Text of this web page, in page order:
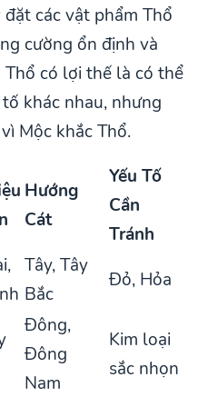
các vật phẩm Thổ
cường ổn định và
có lợi thế là có thể
khác nhau, nhưng
Mộc khắc Thổ.
Hướng
Cát
Yếu Tố
Cần
Tránh
Tây, Tây
Bắc
Đỏ, Hỏa
Đông,
Đông
Nam
Kim loại
sắc nhọn